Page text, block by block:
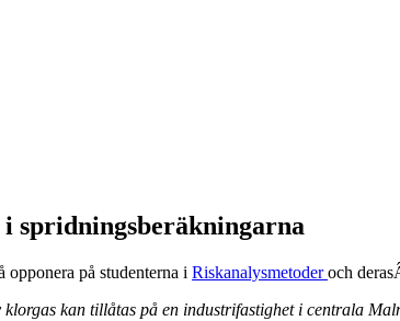
spridningsberäkningarna
opponera på studenterna i Riskanalysmetoderoch
kan tillåtas på en industrifastighet i centrala